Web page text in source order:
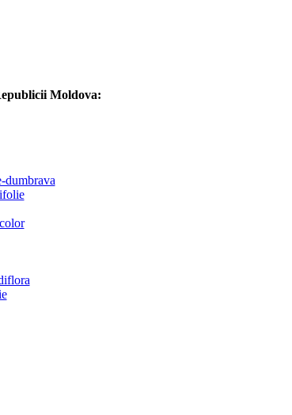
Moldova:
dumbrava